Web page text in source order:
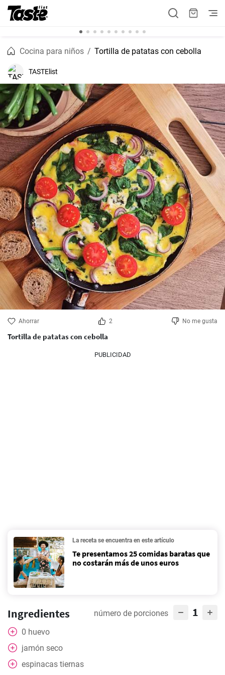
Cocina para niños Tortilla de patatas con cebolla
TASTElist
Ahorrar 2 No me gusta
Tortilla de patatas con cebolla
PUBLICIDAD
La receta se encuentra en este artículo
Te presentamos 25 comidas baratas que
no costarán más de unos euros
Ingredientes número de porciones 1
0 huevo
jamón seco
espinacas tiernas